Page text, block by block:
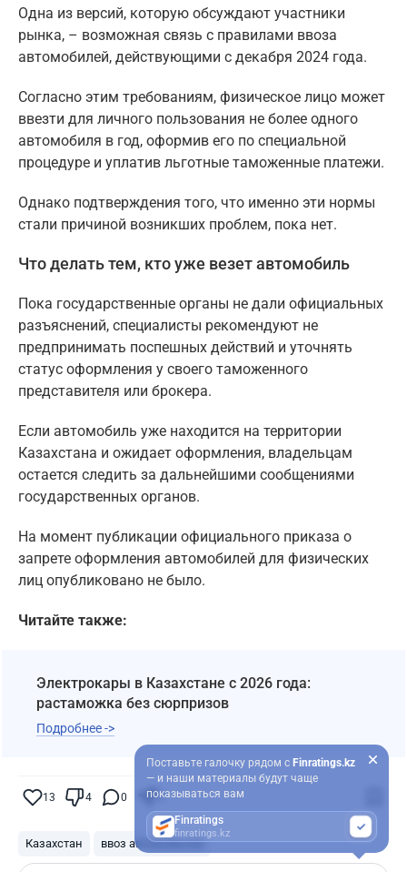
Одна из версий, которую обсуждают участники
рынка, – возможная связь с правилами ввоза
автомобилей, действующими с декабря 2024 года.
Согласно этим требованиям, физическое лицо может
ввезти для личного пользования не более одного
автомобиля в год, оформив его по специальной
процедуре и уплатив льготные таможенные платежи.
Однако подтверждения того, что именно эти нормы
стали причиной возникших проблем, пока нет.
Что делать тем, кто уже везет автомобиль
Пока государственные органы не дали официальных
разъяснений, специалисты рекомендуют не
предпринимать поспешных действий и уточнять
статус оформления у своего таможенного
представителя или брокера.
Если автомобиль уже находится на территории
Казахстана и ожидает оформления, владельцам
остается следить за дальнейшими сообщениями
государственных органов.
На момент публикации официального приказа о
запрете оформления автомобилей для физических
лиц опубликовано не было.
Читайте также:
Электрокары в Казахстане с 2026 года:
растаможка без сюрпризов
Подробнее ->
13 4 0 9
Казахстан ввоз автомобилей
Поставьте галочку рядом с Finratings.kz
— и наши материалы будут чаще
показываться вам
Finratings
finratings.kz